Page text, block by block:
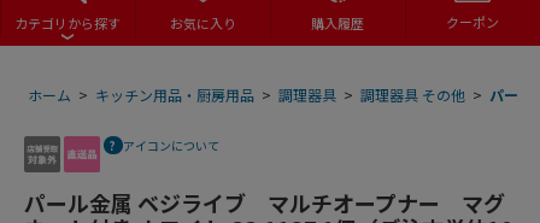
カテゴリから探す お気に入り 購入履歴 クーポン
ホーム > キッチン用品・厨房用品 > 調理器具 > 調理器具 その他 > パール
アイコンについて
パール金属 ベジライブ マルチオープナー マグ